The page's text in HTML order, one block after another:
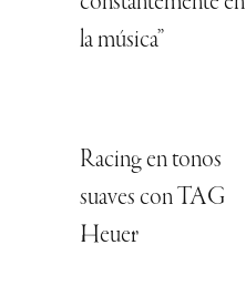
la música”
Racing en tonos
suaves con TAG
Heuer